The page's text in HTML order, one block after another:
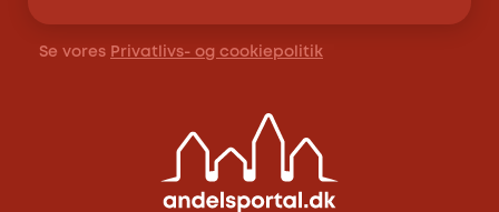
Se vores Privatlivs- og cookiepolitik